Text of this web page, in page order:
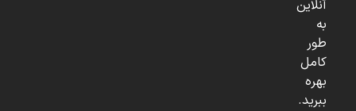
آنلاین
به
طور
کامل
بهره
ببرید.